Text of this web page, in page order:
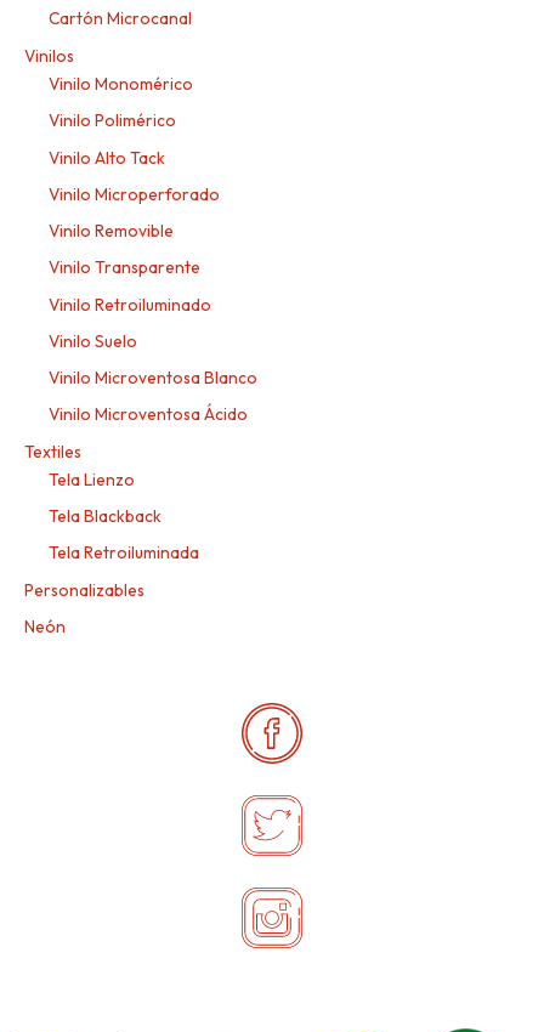
Cartón Microcanal
Vinilos
Vinilo Monomérico
Vinilo Polimérico
Vinilo Alto Tack
Vinilo Microperforado
Vinilo Removible
Vinilo Transparente
Vinilo Retroiluminado
Vinilo Suelo
Vinilo Microventosa Blanco
Vinilo Microventosa Ácido
Textiles
Tela Lienzo
Tela Blackback
Tela Retroiluminada
Personalizables
Neón